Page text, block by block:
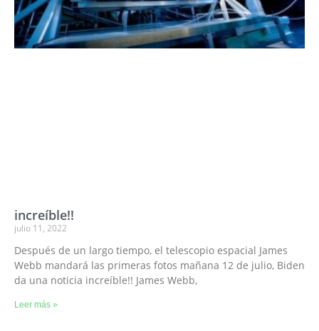
increíble!!
julio 11, 2022
Después de un largo tiempo, el telescopio espacial James
Webb mandará las primeras fotos mañana 12 de julio, Biden
da una noticia increíble!! James Webb,
Leer más »